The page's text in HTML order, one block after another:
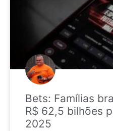
Bets: Famílias
R$ 62,5 bilhões
2025